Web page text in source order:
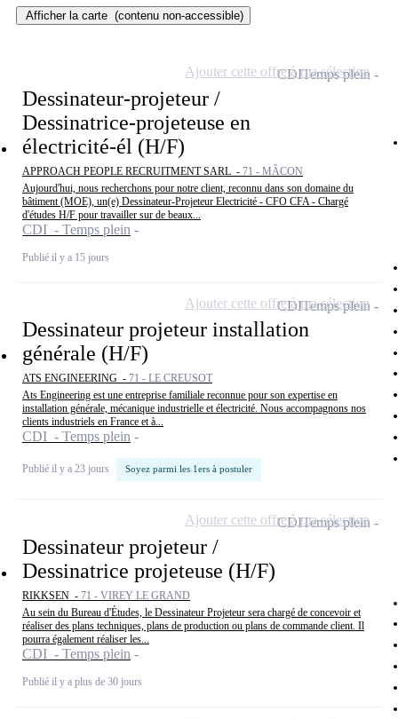
Afficher la carte (contenu non-accessible)
Dessinateur-projeteur /
Dessinatrice-projeteuse en
électricité-él (H/F)
APPROACH PEOPLE RECRUITMENT SARL - 71 - MÂCON
Aujourd'hui, nous recherchons pour notre client, reconnu dans son domaine du
bâtiment (MOE), un(e) Dessinateur-Projeteur Electricité - CFO CFA - Chargé
d'études H/F pour travailler sur de beaux...
CDI - Temps plein
Publié il y a 15 jours
CDITemps plein
Ajouter cette offre à ma sélection
Dessinateur projeteur installation
générale (H/F)
ATS ENGINEERING - 71 - LE CREUSOT
Ats Engineering est une entreprise familiale reconnue pour son expertise en
installation générale, mécanique industrielle et électricité. Nous accompagnons nos
clients industriels en France et à...
CDI - Temps plein
Publié il y a 23 jours Soyez parmi les 1ers à postuler
CDITemps plein
Ajouter cette offre à ma sélection
Dessinateur projeteur /
Dessinatrice projeteuse (H/F)
RIKKSEN - 71 - VIREY LE GRAND
Au sein du Bureau d'Études, le Dessinateur Projeteur sera chargé de concevoir et
réaliser des plans techniques, plans de production ou plans de commande client. Il
pourra également réaliser les...
CDI - Temps plein
Publié il y a plus de 30 jours
CDITemps plein
Ajouter cette offre à ma sélection